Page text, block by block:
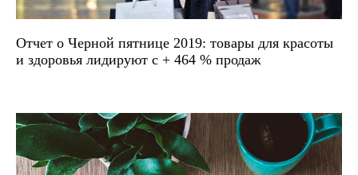
Отчет о Черной пятнице 2019: товары для красоты
и здоровья лидируют с + 464 % продаж